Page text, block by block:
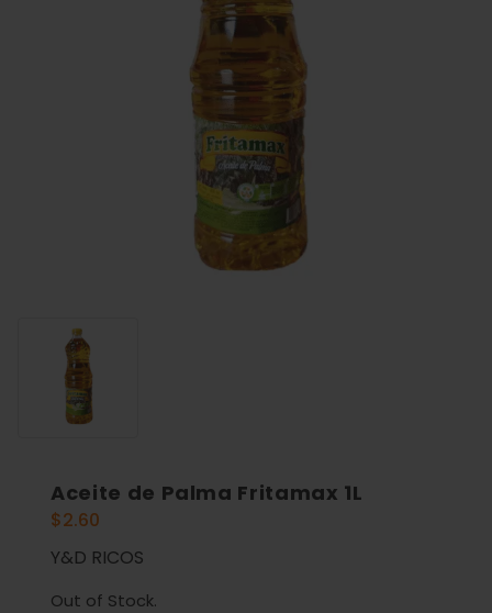
Aceite de Palma Fritamax 1L
$2.60
Y&D RICOS
Out of Stock.